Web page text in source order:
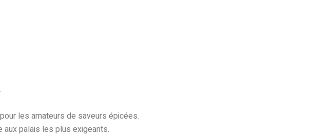
les amateurs de saveurs épicées.
palais les plus exigeants.